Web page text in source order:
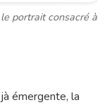
portrait consacré à
émergente, la